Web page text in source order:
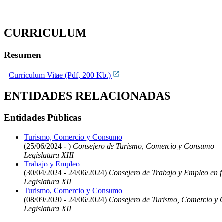
CURRICULUM
Resumen
Curriculum Vitae (Pdf, 200 Kb.)
ENTIDADES RELACIONADAS
Entidades Públicas
Turismo, Comercio y Consumo
(25/06/2024 - ) Consejero de Turismo, Comercio y Consumo
Legislatura XIII
Trabajo y Empleo
(30/04/2024 - 24/06/2024) Consejero de Trabajo y Empleo en
Legislatura XII
Turismo, Comercio y Consumo
(08/09/2020 - 24/06/2024) Consejero de Turismo, Comercio y
Legislatura XII